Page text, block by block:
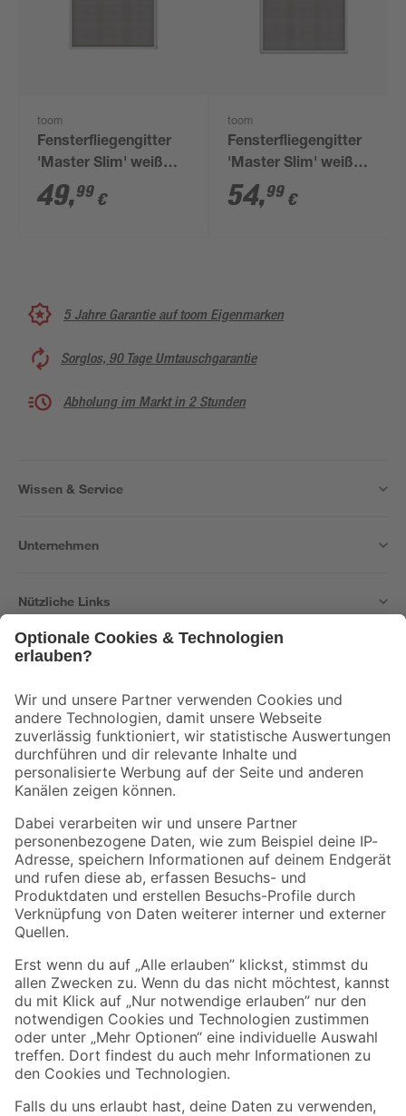
toom
Fensterfliegengitter
'Master Slim' weiß
100 x 120 cm
49,99 €
toom
Fensterfliegengitter
'Master Slim' weiß
130 x 150 cm
54,99 €
5 Jahre Garantie auf toom Eigenmarken
Sorglos, 90 Tage Umtauschgarantie
Abholung im Markt in 2 Stunden
Wissen & Service
Unternehmen
Nützliche Links
Der toom Newsletter: Keine Angebote und Aktionen mehr verpassen!
Zur Newsletter Anmeldung
Folge uns
Zahlungsarten Versandarten
Sicher einkaufen
Jetzt die toom-App herunterladen